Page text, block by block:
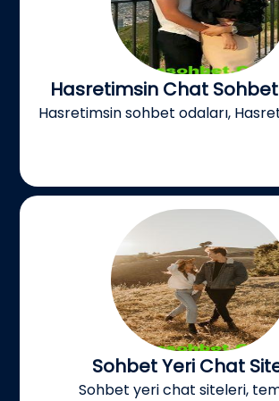
Hasretimsin Chat
Hasretimsin sohbet odaları,
Sohbet Yeri Chat
Sohbet yeri chat siteleri,